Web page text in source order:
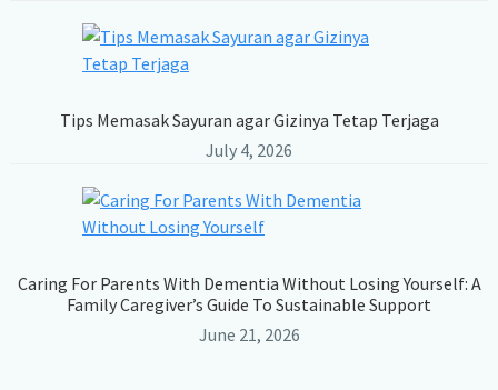
Tips Memasak Sayuran agar Gizinya Tetap Terjaga
July 4, 2026
Caring For Parents With Dementia Without Losing Yourself: A
Family Caregiver’s Guide To Sustainable Support
June 21, 2026